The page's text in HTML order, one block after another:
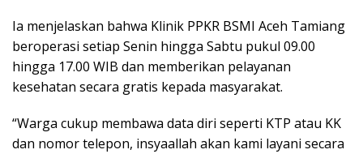
Ia menjelaskan bahwa Klinik PPKR BSMI Aceh Tamiang
beroperasi setiap Senin hingga Sabtu pukul 09.00
hingga 17.00 WIB dan memberikan pelayanan
kesehatan secara gratis kepada masyarakat.
“Warga cukup membawa data diri seperti KTP atau KK
dan nomor telepon, insyaallah akan kami layani secara